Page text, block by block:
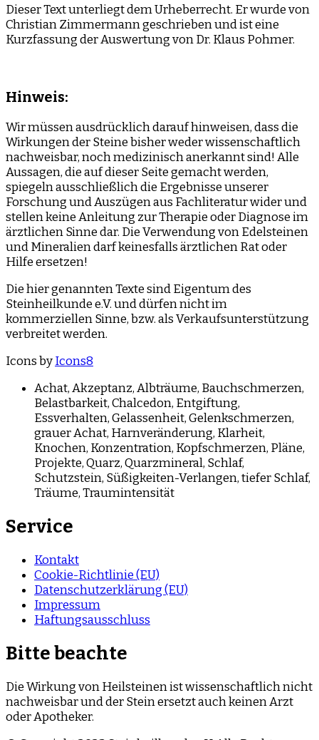
Dieser Text unterliegt dem Urheberrecht. Er wurde von
Christian Zimmermann geschrieben und ist eine
Kurzfassung der Auswertung von Dr. Klaus Pohmer.
Hinweis:
Wir müssen ausdrücklich darauf hinweisen, dass die
Wirkungen der Steine bisher weder wissenschaftlich
nachweisbar, noch medizinisch anerkannt sind! Alle
Aussagen, die auf dieser Seite gemacht werden,
spiegeln ausschließlich die Ergebnisse unserer
Forschung und Auszügen aus Fachliteratur wider und
stellen keine Anleitung zur Therapie oder Diagnose im
ärztlichen Sinne dar. Die Verwendung von Edelsteinen
und Mineralien darf keinesfalls ärztlichen Rat oder
Hilfe ersetzen!
Die hier genannten Texte sind Eigentum des
Steinheilkunde e.V. und dürfen nicht im
kommerziellen Sinne, bzw. als Verkaufsunterstützung
verbreitet werden.
Icons byIcons8
Achat,Akzeptanz,Albträume, Bauchschmerzen,
Belastbarkeit,Chalcedon, Entgiftung,
Essverhalten,Gelassenheit,Gelenkschmerzen,
grauer Achat, Harnveränderung, Klarheit,
Knochen, Konzentration, Kopfschmerzen, Pläne,
Projekte,Quarz,Quarzmineral, Schlaf,
Schutzstein, Süßigkeiten-Verlangen,tiefer Schlaf,
Träume,Traumintensität
Service
Kontakt
Cookie-Richtlinie (EU)
Datenschutzerklärung (EU)
Impressum
Haftungsausschluss
Bitte beachte
Die Wirkung von Heilsteinen ist wissenschaftlich nicht
nachweisbar und der Stein ersetzt auch keinen Arzt
oder Apotheker.